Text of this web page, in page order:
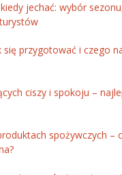
jechać: wybór
przygotować i czego
ciszy i spokoju –
spożywczych –